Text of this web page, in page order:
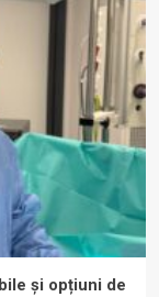
și opțiuni de